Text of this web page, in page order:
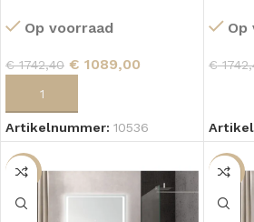
Op voorraad
€1742,40 € 1089,00
Artikelnummer: 10536
Op
€
SALE SALE